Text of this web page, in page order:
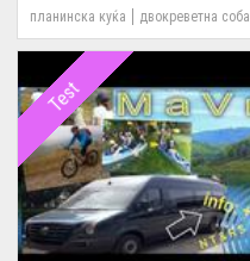
планинска куќа двокреветна соба
Test